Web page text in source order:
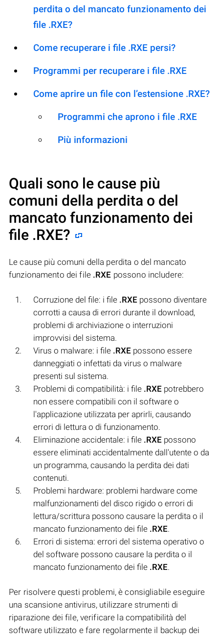
perdita o del mancato funzionamento dei
file .RXE?
Come recuperare i file .RXE persi?
Programmi per recuperare i file .RXE
Come aprire un file con l’estensione .RXE?
Programmi che aprono i file .RXE
Più informazioni
Quali sono le cause più
comuni della perdita o del
mancato funzionamento dei
file .RXE?
Le cause più comuni della perdita o del mancato
funzionamento dei file .RXE possono includere:
Corruzione del file: i file .RXE possono diventare
corrotti a causa di errori durante il download,
problemi di archiviazione o interruzioni
improvvisi del sistema.
Virus o malware: i file .RXE possono essere
danneggiati o infettati da virus o malware
presenti sul sistema.
Problemi di compatibilità: i file .RXE potrebbero
non essere compatibili con il software o
l'applicazione utilizzata per aprirli, causando
errori di lettura o di funzionamento.
Eliminazione accidentale: i file .RXE possono
essere eliminati accidentalmente dall'utente o da
un programma, causando la perdita dei dati
contenuti.
Problemi hardware: problemi hardware come
malfunzionamenti del disco rigido o errori di
lettura/scrittura possono causare la perdita o il
mancato funzionamento dei file .RXE.
Errori di sistema: errori del sistema operativo o
del software possono causare la perdita o il
mancato funzionamento dei file .RXE.
Per risolvere questi problemi, è consigliabile eseguire
una scansione antivirus, utilizzare strumenti di
riparazione dei file, verificare la compatibilità del
software utilizzato e fare regolarmente il backup dei